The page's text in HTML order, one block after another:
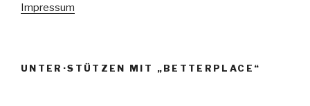
Impressum
UNTER·STÜTZEN MIT „BETTERPLACE“